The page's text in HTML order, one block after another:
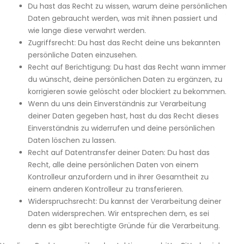
Du hast das Recht zu wissen, warum deine persönlichen
Daten gebraucht werden, was mit ihnen passiert und
wie lange diese verwahrt werden.
Zugriffsrecht: Du hast das Recht deine uns bekannten
persönliche Daten einzusehen.
Recht auf Berichtigung: Du hast das Recht wann immer
du wünscht, deine persönlichen Daten zu ergänzen, zu
korrigieren sowie gelöscht oder blockiert zu bekommen.
Wenn du uns dein Einverständnis zur Verarbeitung
deiner Daten gegeben hast, hast du das Recht dieses
Einverständnis zu widerrufen und deine persönlichen
Daten löschen zu lassen.
Recht auf Datentransfer deiner Daten: Du hast das
Recht, alle deine persönlichen Daten von einem
Kontrolleur anzufordern und in ihrer Gesamtheit zu
einem anderen Kontrolleur zu transferieren.
Widerspruchsrecht: Du kannst der Verarbeitung deiner
Daten widersprechen. Wir entsprechen dem, es sei
denn es gibt berechtigte Gründe für die Verarbeitung.